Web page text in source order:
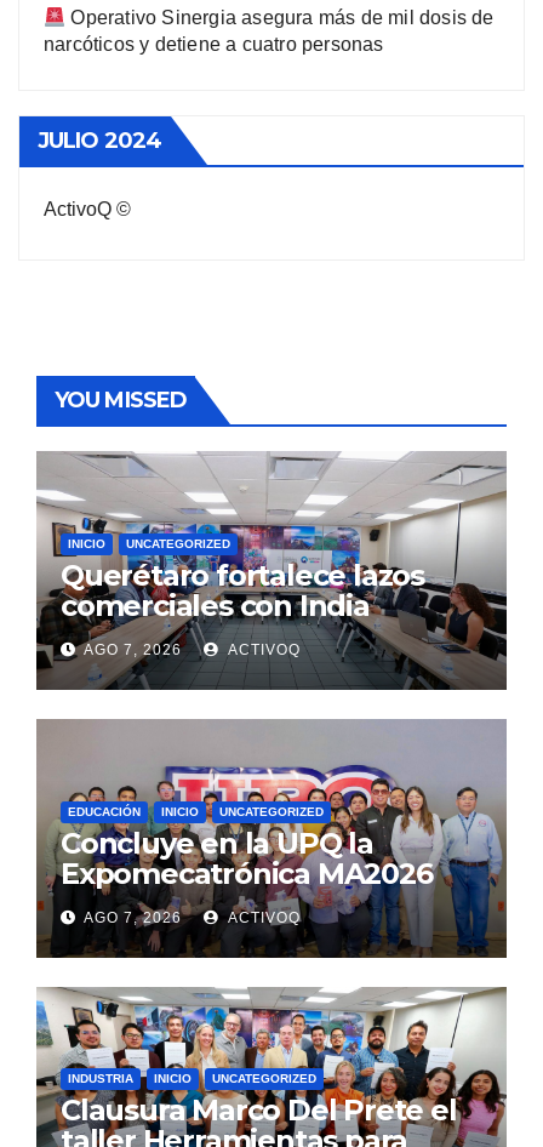
Operativo Sinergia asegura más de mil dosis de
narcóticos y detiene a cuatro personas
JULIO 2024
ActivoQ ©
YOU MISSED
INICIO UNCATEGORIZED
Querétaro fortalece lazos
comerciales con India
AGO 7, 2026 ACTIVOQ
EDUCACIÓN INICIO UNCATEGORIZED
Concluye en la UPQ la
Expomecatrónica MA2026
AGO 7, 2026 ACTIVOQ
INDUSTRIA INICIO UNCATEGORIZED
Clausura Marco Del Prete el